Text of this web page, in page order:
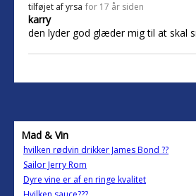
tilføjet afyrsa for 17 år siden
karry
den lyder god glæder mig til at skal
Mad & Vin
hvilken rødvin drikker James Bond ??
Sailor Jerry Rom
Dyre vine er af en ringe kvalitet